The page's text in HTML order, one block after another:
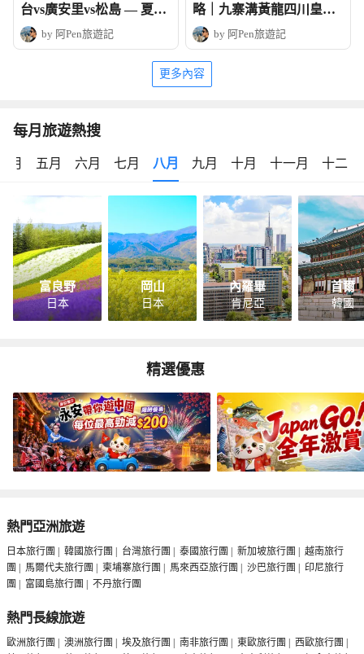
台vs廣安里vs松島 — 夏日
玩法全攻略
by 阿Pen旅遊記
略｜九寨溝黃龍四川皇牌
深度6天團
by 阿Pen旅遊記
更多內容
每月旅遊熱搜
月 五月 六月 七月 八月 九月 十月 十一月 十二月
富良野
日本
岡山
日本
內羅畢
肯尼亞
首爾
韓國
精選優惠
熱門亞洲旅遊
日本旅行團 | 韓國旅行團 | 台灣旅行團 | 泰國旅行團 | 新加坡旅行團 | 越南旅行
團 | 馬爾代夫旅行團 | 柬埔寨旅行團 | 馬來西亞旅行團 | 沙巴旅行團 | 印尼旅行
團 | 富國島旅行團 | 不丹旅行團
熱門長線旅遊
歐洲旅行團 | 澳洲旅行團 | 埃及旅行團 | 南非旅行團 | 東歐旅行團 | 西歐旅行團 |